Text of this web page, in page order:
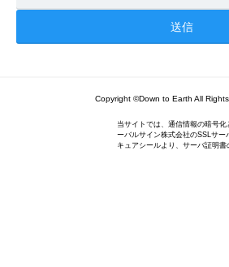
Copyright ©Down to Earth All Rights
当サイトでは、通信情報の暗号
ーバルサイン株式会社のSSLサ
キュアシールより、サーバ証明書